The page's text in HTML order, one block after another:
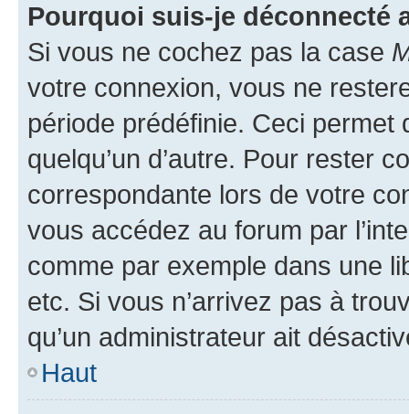
Pourquoi suis-je déconnecté
Si vous ne cochez pas la case
votre connexion, vous ne
période prédéfinie. Ceci permet
quelqu’un d’autre. Pour rester
correspondante lors de votre
vous accédez au forum par
comme par exemple dans une
etc. Si vous n’arrivez pas à
qu’un administrateur ait
Haut